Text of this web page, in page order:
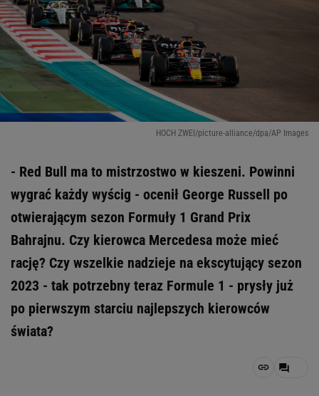
HOCH ZWEI/picture-alliance/dpa/AP Images
- Red Bull ma to mistrzostwo w kieszeni. Powinni
wygrać każdy wyścig - ocenił George Russell po
otwierającym sezon Formuły 1 Grand Prix
Bahrajnu. Czy kierowca Mercedesa może mieć
rację? Czy wszelkie nadzieje na ekscytujący sezon
2023 - tak potrzebny teraz Formule 1 - prysły już
po pierwszym starciu najlepszych kierowców
świata?